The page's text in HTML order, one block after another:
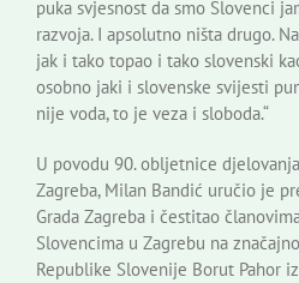
puka svjesnost da smo Slovenci
razvoja. I apsolutno ništa drugo.
jak i tako topao i tako slovenski
osobno jaki i slovenske svijesti
nije voda, to je veza i sloboda.“
U povodu 90. obljetnice
Zagreba, Milan Bandić uručio je
Grada Zagreba i čestitao
Slovencima u Zagrebu na
Republike Slovenije Borut Pahor